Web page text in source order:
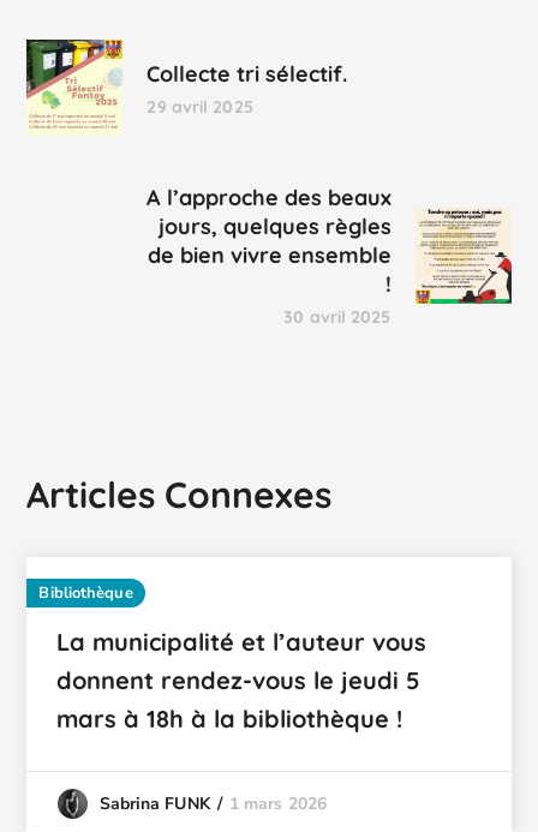
Collecte tri sélectif.
29 avril 2025
A l’approche des beaux
jours, quelques règles
de bien vivre ensemble
!
30 avril 2025
Articles Connexes
Bibliothèque
La municipalité et l’auteur vous
donnent rendez-vous le jeudi 5
mars à 18h à la bibliothèque !
Sabrina FUNK 1 mars 2026